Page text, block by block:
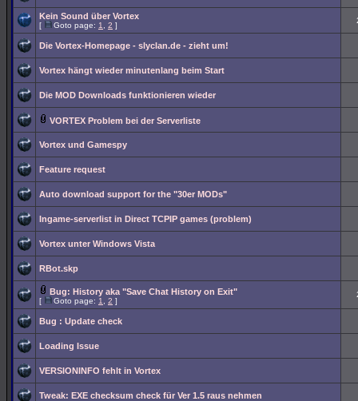
Kein Sound über Vortex
[ Goto page: 1 2 ]
Die Vortex-Homepage - slyclan.de - zieht um!
Vortex hängt wieder minutenlang beim Start
Die MOD Downloads funktionieren wieder
VORTEX Problem bei der Serverliste
Vortex und Gamespy
Feature request
Auto download support for the "30er MODs"
Ingame-serverlist in Direct TCPIP games (problem)
Vortex unter Windows Vista
RBot.skp
Bug: History aka "Save Chat History on Exit"
[ Goto page: 1 2 ]
Bug : Update check
Loading Issue
VERSIONINFO fehlt in Vortex
Tweak: EXE checksum check für Ver 1.5 raus nehmen